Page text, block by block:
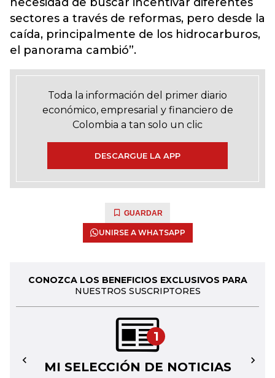
sectores a través de reformas, pero desde la
caída, principalmente de los hidrocarburos,
el panorama cambió”.
Toda la información del primer diario
económico, empresarial y financiero de
Colombia a tan solo un clic
DESCARGUE LA APP
GUARDAR
UNIRSE A WHATSAPP
CONOZCA LOS BENEFICIOS EXCLUSIVOS PARA
NUESTROS SUSCRIPTORES
1
MI SELECCIÓN DE NOTICIAS
← →